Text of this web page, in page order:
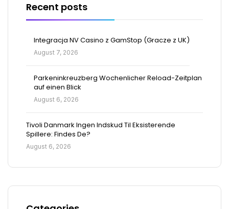
Recent posts
Integracja NV Casino z GamStop (Gracze z UK)
August 7, 2026
Parkeninkreuzberg Wochenlicher Reload-Zeitplan
auf einen Blick
August 6, 2026
Tivoli Danmark Ingen Indskud Til Eksisterende
Spillere: Findes De?
August 6, 2026